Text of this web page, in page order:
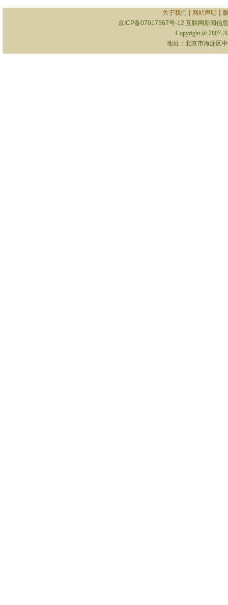
关于我们 网站声明
京ICP备07017567号-12 互联网新闻信
Copyright @ 2007-
地址：北京市海淀区